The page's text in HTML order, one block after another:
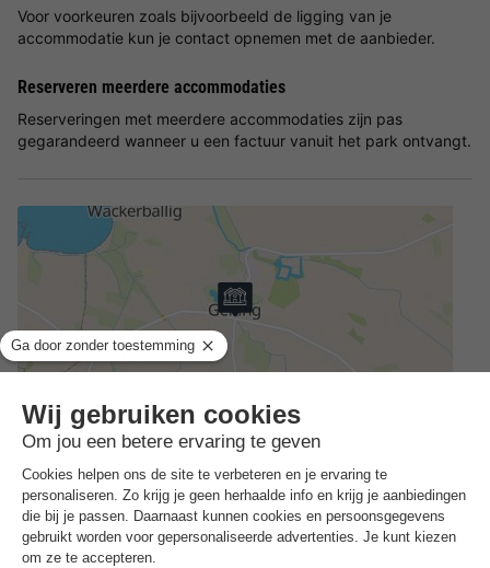
Voor voorkeuren zoals bijvoorbeeld de ligging van je
accommodatie kun je contact opnemen met de aanbieder.
Reserveren meerdere accommodaties
Reserveringen met meerdere accommodaties zijn pas
gegarandeerd wanneer u een factuur vanuit het park ontvangt.
Adres
An de Diek 10